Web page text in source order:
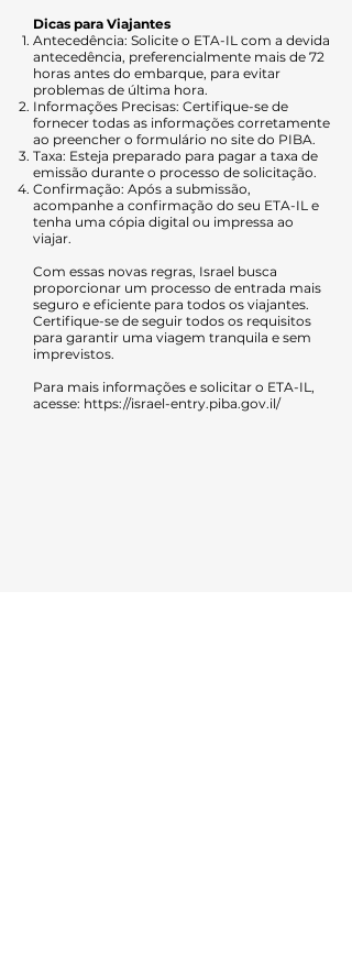
Dicas para Viajantes
Antecedência: Solicite o ETA-IL com a devida
antecedência, preferencialmente mais de 72
horas antes do embarque, para evitar
problemas de última hora.
Informações Precisas: Certifique-se de
fornecer todas as informações corretamente
ao preencher o formulário no site do PIBA.
Taxa: Esteja preparado para pagar a taxa de
emissão durante o processo de solicitação.
Confirmação: Após a submissão,
acompanhe a confirmação do seu ETA-IL e
tenha uma cópia digital ou impressa ao
viajar.
Com essas novas regras, Israel busca
proporcionar um processo de entrada mais
seguro e eficiente para todos os viajantes.
Certifique-se de seguir todos os requisitos
para garantir uma viagem tranquila e sem
imprevistos.
Para mais informações e solicitar o ETA-IL,
acesse: https://israel-entry.piba.gov.il/